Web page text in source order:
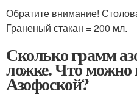
Обратите внимание!
Граненый стакан = 200 мл.
Сколько грамм
ложке. Что можно
Азофоской?